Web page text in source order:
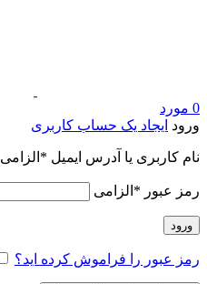
0 مورد
ورود ایجاد یک حساب کاربری
نام کاربری یا آدرس ایمیل * الزامی
رمز عبور * الزامی
ورود
رمز عبور را فراموش کرده اید؟